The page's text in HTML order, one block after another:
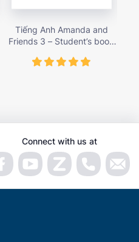
Tiếng Anh Amanda and
Friends 3 – Student’s book
Connect with us at